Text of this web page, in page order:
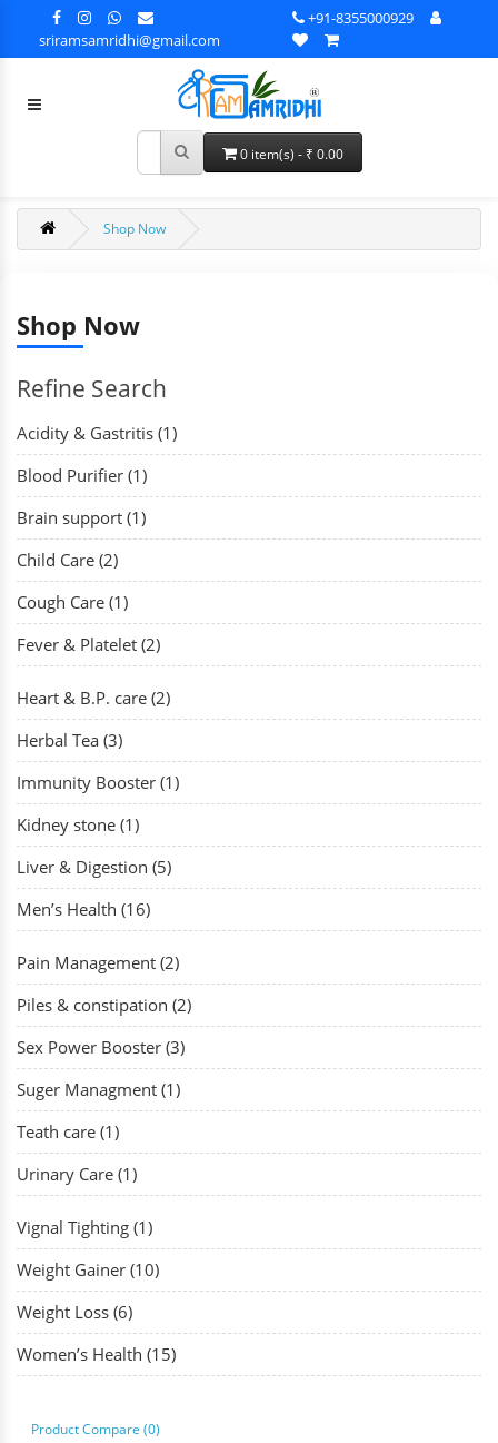
sriramsamridhi@gmail.com
+91-8355000929
0 item(s) - ₹ 0.00
Shop Now
Shop Now
Refine Search
Acidity & Gastritis (1)
Blood Purifier (1)
Brain support (1)
Child Care (2)
Cough Care (1)
Fever & Platelet (2)
Heart & B.P. care (2)
Herbal Tea (3)
Immunity Booster (1)
Kidney stone (1)
Liver & Digestion (5)
Men’s Health (16)
Pain Management (2)
Piles & constipation (2)
Sex Power Booster (3)
Suger Managment (1)
Teath care (1)
Urinary Care (1)
Vignal Tighting (1)
Weight Gainer (10)
Weight Loss (6)
Women’s Health (15)
Product Compare (0)